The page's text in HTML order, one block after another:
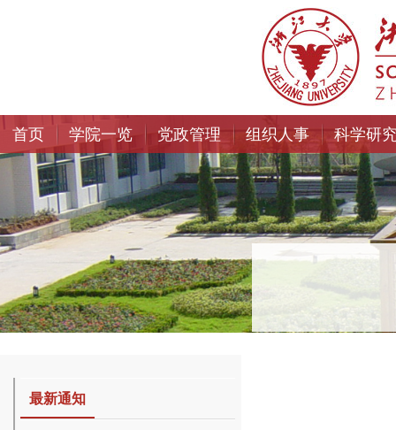
首页 学院一览 党政管理 组织人事 科学研
最新通知